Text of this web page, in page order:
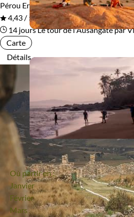
Où partir en :
Janvier
Février
Mars
Pérou En groupe
4,43 / 5
14 joursLe tour de l'Ausangate par
Carte
Détails